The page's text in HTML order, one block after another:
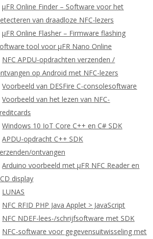
μFR Online Finder – Software voor het
van draadloze NFC-lezers
μFR Online Flasher – Firmware flashing
tool voor μFR Nano Online
NFC APDU-opdrachten verzenden /
op Android met NFC-lezers
Voorbeeld van DESFire C-consolesoftware
Voorbeeld van het lezen van NFC-
Windows 10 IoT Core C++ en C# SDK
APDU-opdracht C++ SDK
ontvangen
Arduino voorbeeld met μFR NFC Reader en
display
LUNAS
NFC RFID PHP Java Applet > JavaScript
NFC NDEF-lees-/schrijfsoftware met SDK
NFC-software voor gegevensuitwisseling met